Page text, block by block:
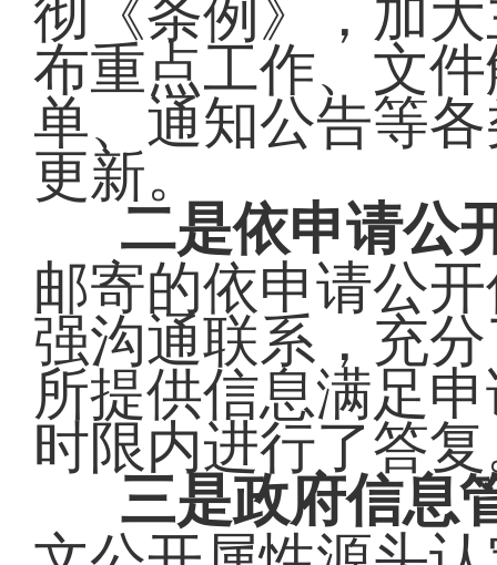
彻《条例》，加
布重点工作、文
单、通知公告等
更新。
二是依申请公
邮寄的依申请公
强沟通联系，充
所提供信息满足
时限内进行了答
三是政府信息